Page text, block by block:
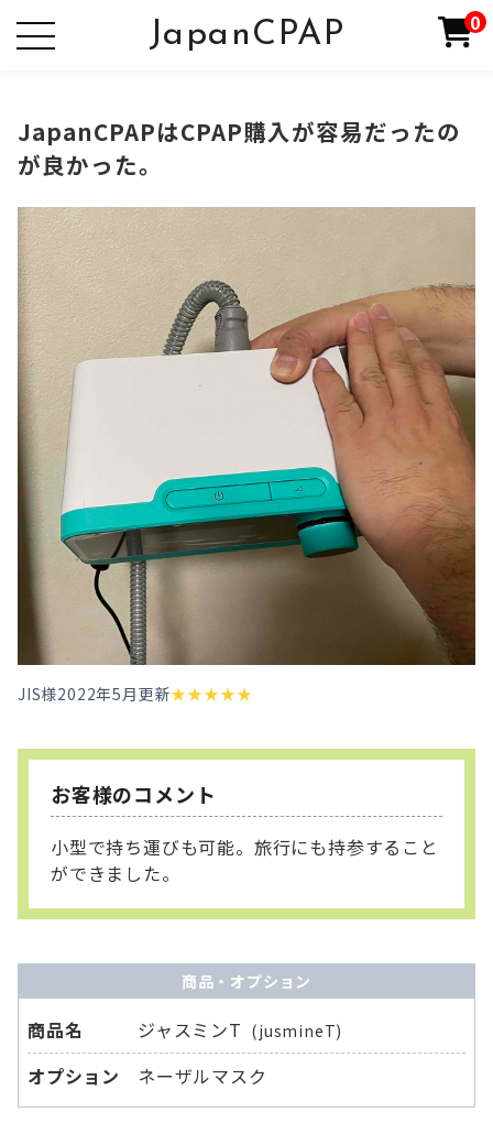
JapanCPAP 0
JapanCPAPはCPAP購入が容易だったの
が良かった。
JIS様2022年5月更新★★★★★
お客様のコメント
小型で持ち運びも可能。旅行にも持参すること
ができました。
商品・オプション
商品名 ジャスミンT (jusmineT)
オプション ネーザルマスク